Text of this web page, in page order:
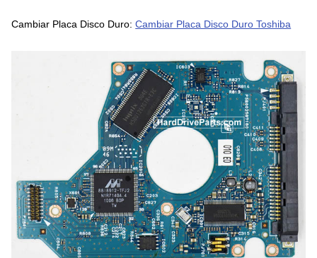
Cambiar Placa Disco Duro:Cambiar Placa Disco Duro Toshiba